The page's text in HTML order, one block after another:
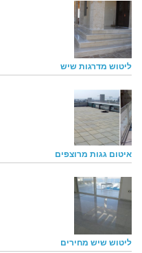
ליטוש מדרגות שיש
איטום גגות מרוצפים
ליטוש שיש מחירים